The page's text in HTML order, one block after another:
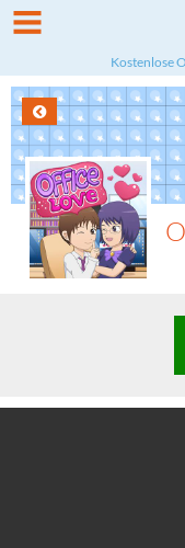
Kostenlose